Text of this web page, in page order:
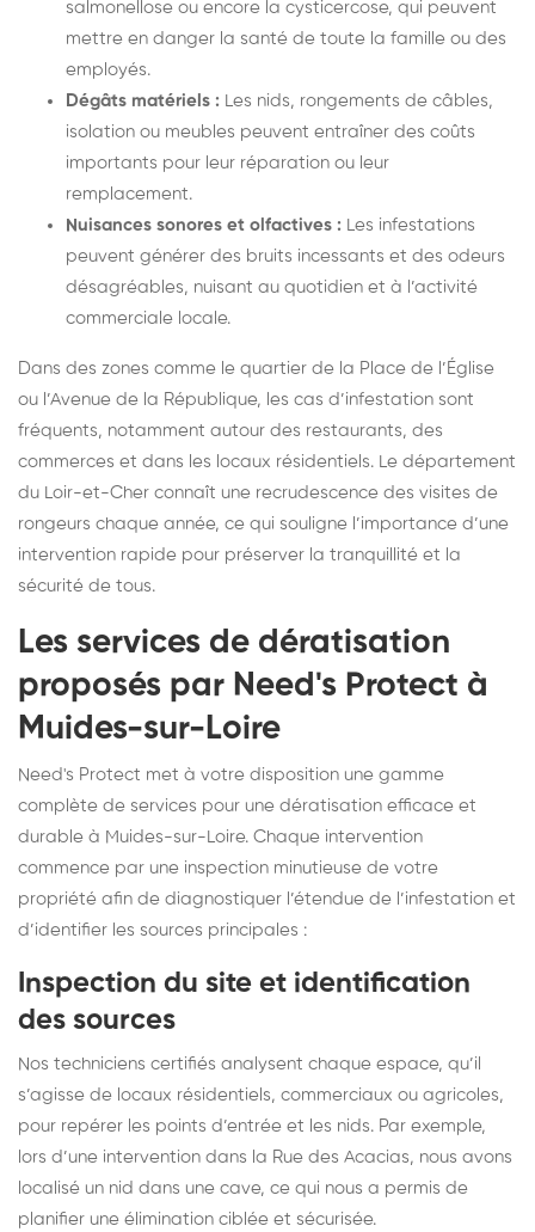
salmonellose ou encore la cysticercose, qui peuvent
mettre en danger la santé de toute la famille ou des
employés.
Dégâts matériels : Les nids, rongements de câbles,
isolation ou meubles peuvent entraîner des coûts
importants pour leur réparation ou leur
remplacement.
Nuisances sonores et olfactives : Les infestations
peuvent générer des bruits incessants et des odeurs
désagréables, nuisant au quotidien et à l’activité
commerciale locale.
Dans des zones comme le quartier de la Place de l’Église
ou l’Avenue de la République, les cas d’infestation sont
fréquents, notamment autour des restaurants, des
commerces et dans les locaux résidentiels. Le département
du Loir-et-Cher connaît une recrudescence des visites de
rongeurs chaque année, ce qui souligne l’importance d’une
intervention rapide pour préserver la tranquillité et la
sécurité de tous.
Les services de dératisation
proposés par Need's Protect à
Muides-sur-Loire
Need's Protect met à votre disposition une gamme
complète de services pour une dératisation efficace et
durable à Muides-sur-Loire. Chaque intervention
commence par une inspection minutieuse de votre
propriété afin de diagnostiquer l’étendue de l’infestation et
d’identifier les sources principales :
Inspection du site et identification
des sources
Nos techniciens certifiés analysent chaque espace, qu’il
s’agisse de locaux résidentiels, commerciaux ou agricoles,
pour repérer les points d’entrée et les nids. Par exemple,
lors d’une intervention dans la Rue des Acacias, nous avons
localisé un nid dans une cave, ce qui nous a permis de
planifier une élimination ciblée et sécurisée.